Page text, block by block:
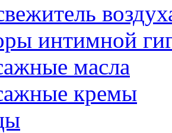
интимной
масла
кремы